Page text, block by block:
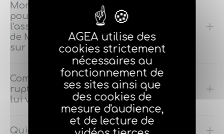
Mon MIA utiliser une carte de visite
pour son autre activité (sans lien avec
l'assurance), peut-il préciser sa qualité
de MIA et rajouter son numéro d'ORIAS
sur cette carte ?
Comment se passe-t-il lors de la
rupture du mandat ? Suis-je obligé de
lui verser une IC ?
Quid du statut social et fiscal du MIA ?
AGEA utilise des
cookies strictement
nécessaires au
fonctionnement de
ses sites ainsi que
des cookies de
mesure d'audience,
et de lecture de